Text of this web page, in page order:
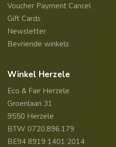
Voucher Payment Cancel
Gift Cards
Newsletter
Bevriende winkels
Winkel Herzele
Eco & Fair Herzele
Groenlaan 31
9550 Herzele
BTW 0720.896.179
BE94 8919 1401 2014